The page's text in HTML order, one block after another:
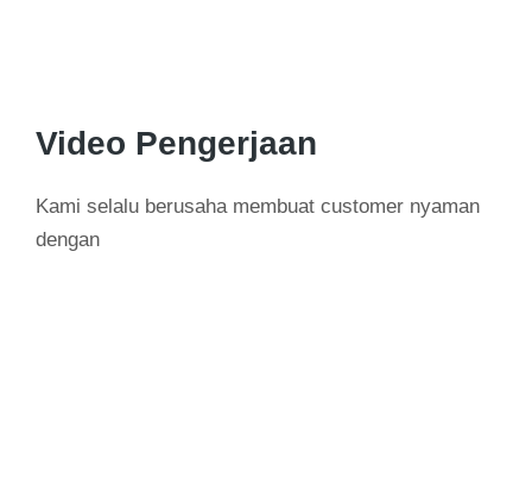
Video Pengerjaan
Kami selalu berusaha membuat customer nyaman
dengan